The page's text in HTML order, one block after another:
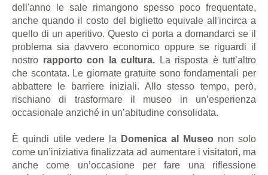
dell'anno le sale rimangono spesso poco frequentate,
anche quando il costo del biglietto equivale all'incirca a
quello di un aperitivo. Questo ci porta a domandarci se il
problema sia davvero economico oppure se riguardi il
nostro rapporto con la cultura.
La risposta è tutt’altro
che scontata. Le giornate gratuite sono fondamentali per
abbattere le barriere iniziali. Allo stesso tempo, però,
rischiano di trasformare il museo in un’esperienza
occasionale anziché in un’abitudine consolidata.
È quindi utile vedere la Domenica al Museo non solo
come un’iniziativa finalizzata ad aumentare i visitatori, ma
anche come un’occasione per fare una riflessione